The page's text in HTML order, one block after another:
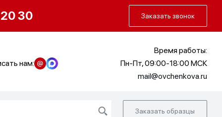
30 Заказать звонок
нам:
Время работы:
Пн-Пт, 09:00-18:00 МСК
mail@ovchenkova.ru
Заказать образцы